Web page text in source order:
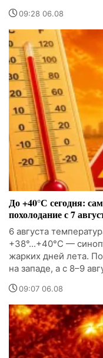
09:28 06.08
До +40°С сегодня:
похолодание с 7
6 августа
+38°...+40°С —
жарких дней лета.
на западе, а с 8–9
09:07 06.08